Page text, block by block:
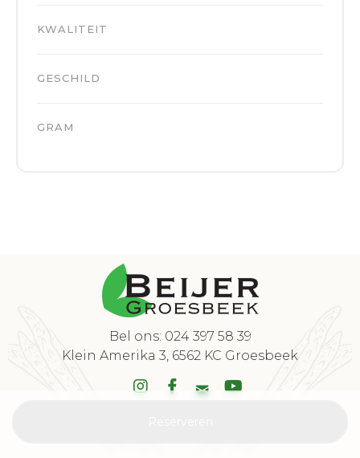
KWALITEIT
GESCHILD
GRAM
Bel ons: 024 397 58 39
Klein Amerika 3, 6562 KC Groesbeek